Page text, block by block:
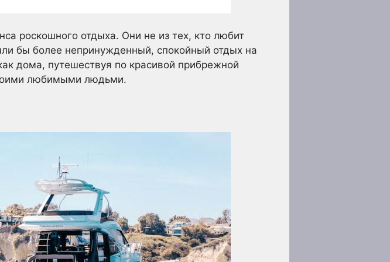
роскошного отдыха. Они не из тех, кто любит
бы более непринужденный, спокойный отдых на
дома, путешествуя по красивой прибрежной
любимыми людьми.